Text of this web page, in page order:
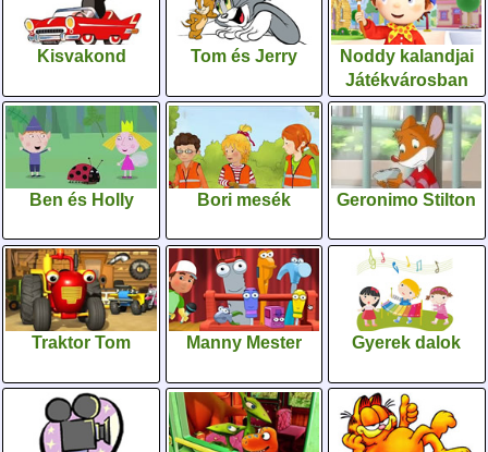
Kisvakond Tom és Jerry
Noddy kalandjai
Játékvárosban
Ben és Holly Bori mesék Geronimo Stilton
Traktor Tom Manny Mester Gyerek dalok